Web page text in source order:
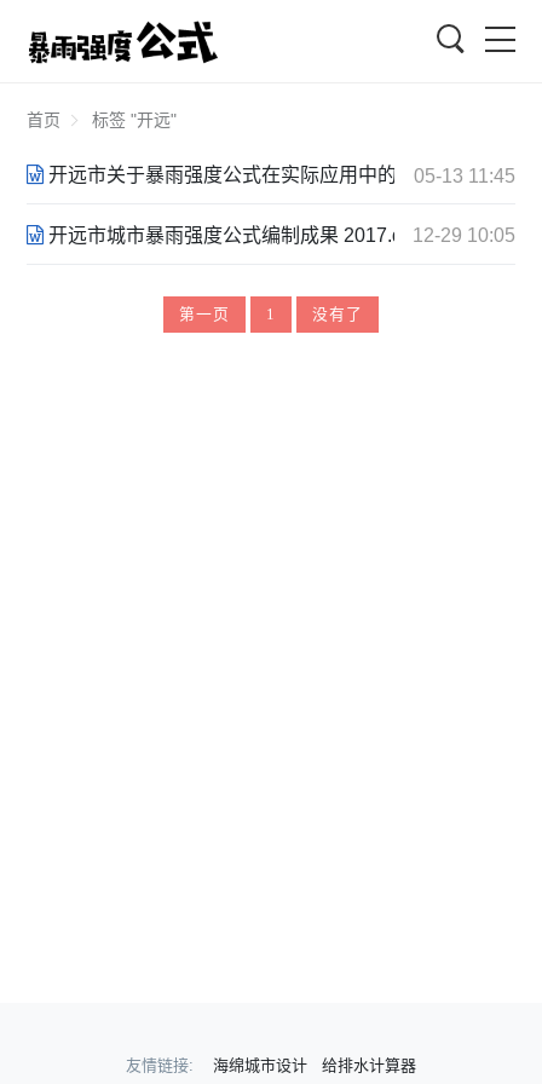
首页 标签 "开远"
开远市关于暴雨强度公式在实际应用中的分析评估总结报
05-13 11:45
开远市城市暴雨强度公式编制成果 2017.docx12-29 10:05
第一页 1 没有了
友情链接: 海绵城市设计 给排水计算器